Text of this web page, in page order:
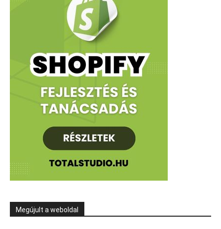
Megújult a weboldal